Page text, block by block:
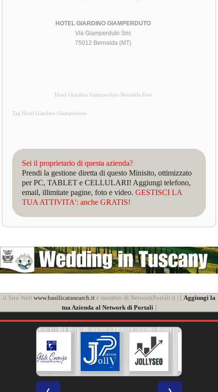
HOTEL GIARDINO GIAMPERDUTO
Via Giamperduto Snc
75012 Bernalda (MT)
Hotel Giardino Giamperduto Bernalda Foto
Tag Hotel Giardino Giamperduto
Sei il proprietario di questa azienda?
Prendi la gestione diretta di questo Minisito, ottimizzato
per PC, TABLET e CELLULARI! Aggiungi telefono,
email, illimitate pagine, foto e video.GESTISCI LA
TUA ATTIVITA': anche GRATIS!
il Sito Web www.basilicatasearch.itè membro di NetworkPortali.it | [ Aggiungi la
tua Azienda al Network di Portali]